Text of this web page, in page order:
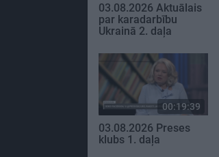
03.08.2026 Aktuālais
par karadarbību
Ukrainā 2. daļa
00:19:39
03.08.2026 Preses
klubs 1. daļa